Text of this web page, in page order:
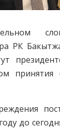
РК
принятия
до